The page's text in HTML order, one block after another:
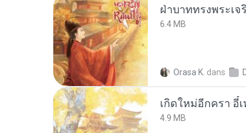
ฝ่าบาททรงพระเ
6.4 MB
Orasa K. dans
4.9 MB